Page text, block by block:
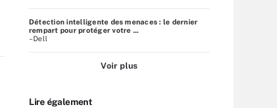
Détection intelligente des menaces : le dernier
rempart pour protéger votre ...
–Dell
Voir plus
Lire également